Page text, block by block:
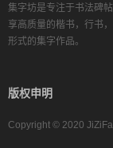
集字坊是专注于书法碑
享高质量的楷书，行书
形式的集字作品。
版权申明
Copyright © 2020